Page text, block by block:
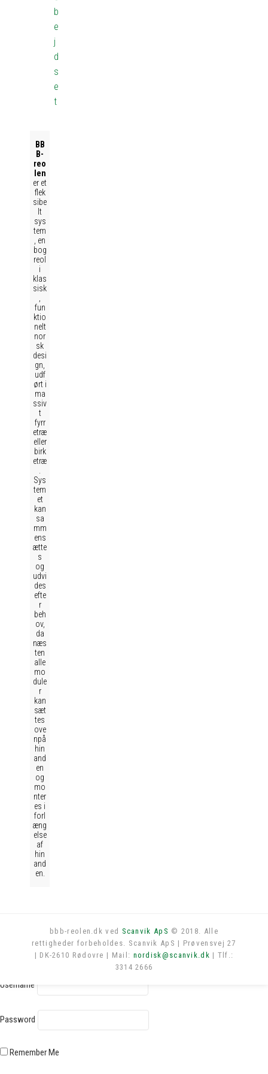
b
e
j
d
s
e
t
BB
B-
reo
len
er et
flek
sibe
lt
sys
tem
, en
bog
reol
i
klas
sisk
fun
ktio
nelt
nor
sk
desi
gn,
udf
ørt i
ma
ssiv
t
fyrr
etræ
eller
birk
etræ
Sys
tem
et
kan
sa
mm
ens
ætte
s
og
udvi
des
efte
r
beh
ov,
da
næs
ten
alle
mo
dule
r
kan
sæt
tes
ove
npå
hin
and
en
og
mo
nter
es i
forl
æng
else
af
hin
and
en.
bbb-reolen.dk ved Scanvik ApS © 2018. Alle
rettigheder forbeholdes. Scanvik ApS | Prøvensvej 27
| DK-2610 Rødovre | Mail: nordisk@scanvik.dk | Tlf.:
3314 2666
Log in
Username
Password
Remember Me